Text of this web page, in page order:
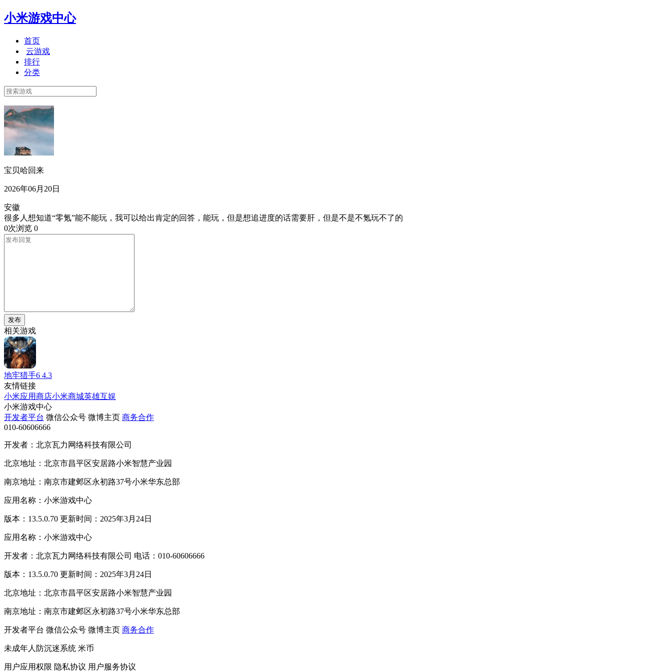
小米游戏中心
首页
云游戏
排行
分类
宝贝哈回来
2026年06月20日
安徽
很多人想知道“零氪”能不能玩，我可以给出肯定的回答，能玩，但是想追进度的话需要肝，但是不是不氪玩不了的
0次浏览 0
发布
相关游戏
地牢猎手6 4.3
友情链接
小米应用商店小米商城英雄互娱
小米游戏中心
开发者平台 微信公众号 微博主页 商务合作
010-60606666
开发者：北京瓦力网络科技有限公司
北京地址：北京市昌平区安居路小米智慧产业园
南京地址：南京市建邺区永初路37号小米华东总部
应用名称：小米游戏中心
版本：13.5.0.70 更新时间：2025年3月24日
应用名称：小米游戏中心
开发者：北京瓦力网络科技有限公司 电话：010-60606666
版本：13.5.0.70 更新时间：2025年3月24日
北京地址：北京市昌平区安居路小米智慧产业园
南京地址：南京市建邺区永初路37号小米华东总部
开发者平台 微信公众号 微博主页 商务合作
未成年人防沉迷系统 米币
用户应用权限 隐私协议 用户服务协议